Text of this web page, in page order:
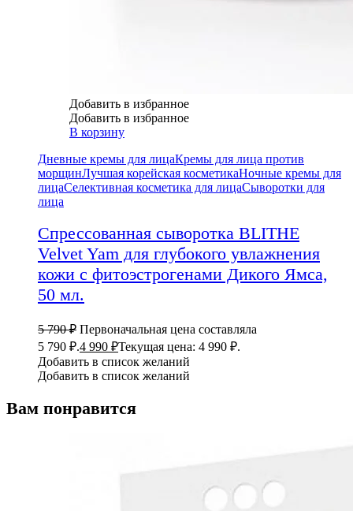
Добавить в избранное
Добавить в избранное
В корзину
Дневные кремы для лицаКремы для лица против
морщинЛучшая корейская косметикаНочные кремы для
лицаСелективная косметика для лицаСыворотки для
лица
Спрессованная сыворотка BLITHE
Velvet Yam для глубокого увлажнения
кожи с фитоэстрогенами Дикого Ямса,
50 мл.
5 790₽ Первоначальная цена составляла
5 790 ₽.4 990 ₽Текущая цена: 4 990 ₽.
Добавить в список желаний
Добавить в список желаний
Вам понравится